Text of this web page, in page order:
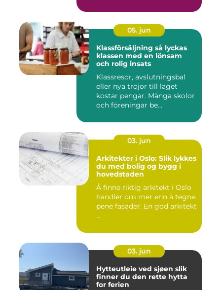
05. jun
Klassförsäljning så lyckas
klassen med en lönsam
och rolig insats
Klassresor, avslutningsbal
eller nya tröjor till laget
kostar pengar. Många skolor
och föreningar be...
03. jun
Arkitekter i Oslo: Slik lykkes
du med bolig og bygg i
hovedstaden
Å finne riktig arkitekt i Oslo
handler om mer enn å tegne
pene fasader. En god arkitekt
...
03. jun
Hytteutleie ved sjøen slik
finner du den rette hytta
for ferien